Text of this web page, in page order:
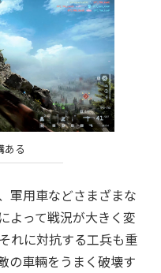
ある
軍用車などさまざまな
よって戦況が大きく変
れに対抗する工兵も重
の車輛をうまく破壊す